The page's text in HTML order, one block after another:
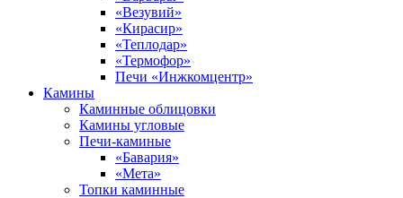
«Везувий»
«Кирасир»
«Теплодар»
«Термофор»
Печи «Инжкомцентр»
Камины
Каминные облицовки
Камины угловые
Печи-каминые
«Бавария»
«Мета»
Топки каминные